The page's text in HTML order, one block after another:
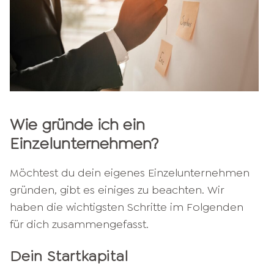
Wie gründe ich ein
Einzelunternehmen?
Möchtest du dein eigenes Einzelunternehmen
gründen, gibt es einiges zu beachten. Wir
haben die wichtigsten Schritte im Folgenden
für dich zusammengefasst.
Dein Startkapital